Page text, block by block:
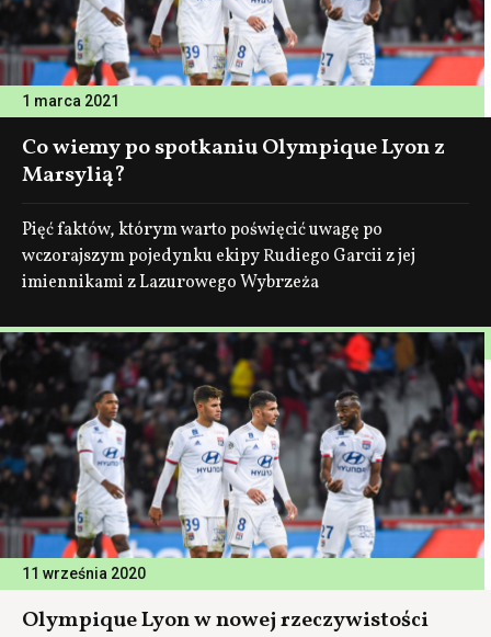
1 marca 2021
Co wiemy po spotkaniu Olympique Lyon z
Marsylią?
Pięć faktów, którym warto poświęcić uwagę po
wczorajszym pojedynku ekipy Rudiego Garcii z jej
imiennikami z Lazurowego Wybrzeża
11 września 2020
Olympique Lyon w nowej rzeczywistości